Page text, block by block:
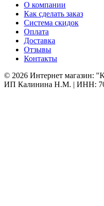
О компании
Как сделать заказ
Система скидок
Оплата
Доставка
Отзывы
Контакты
© 2026 Интернет магазин:
ИП Калинина Н.М. | ИНН: